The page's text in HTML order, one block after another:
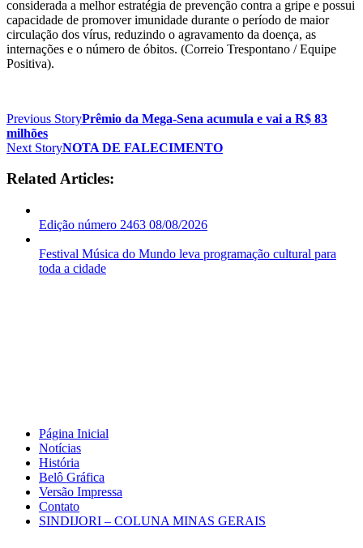
considerada a melhor estratégia de prevenção contra a gripe e possui
capacidade de promover imunidade durante o período de maior
circulação dos vírus, reduzindo o agravamento da doença, as
internações e o número de óbitos. (Correio Trespontano / Equipe
Positiva).
Previous StoryPrêmio da Mega-Sena acumula e vai a R$ 83
milhões
Next StoryNOTA DE FALECIMENTO
Related Articles:
Edição número 2463 08/08/2026
Festival Música do Mundo leva programação cultural para
toda a cidade
Página Inicial
Notícias
História
Belô Gráfica
Versão Impressa
Contato
SINDIJORI – COLUNA MINAS GERAIS